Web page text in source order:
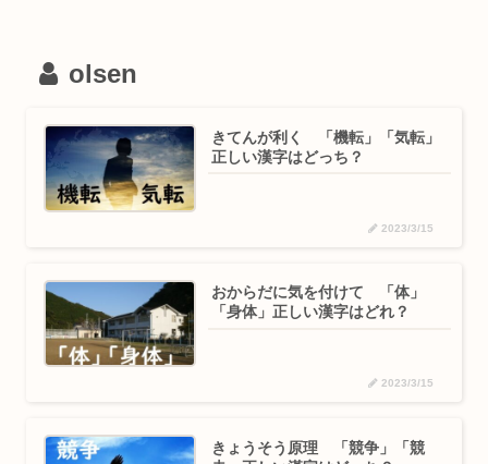
olsen
きてんが利く 「機転」「気転」
正しい漢字はどっち？
2023/3/15
おからだに気を付けて 「体」
「身体」正しい漢字はどれ？
2023/3/15
きょうそう原理 「競争」「競